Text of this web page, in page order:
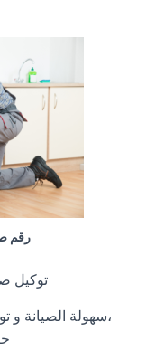
رقم
توكيل
،سهولة الصيانة و